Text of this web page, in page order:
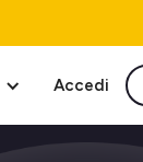
Accedi